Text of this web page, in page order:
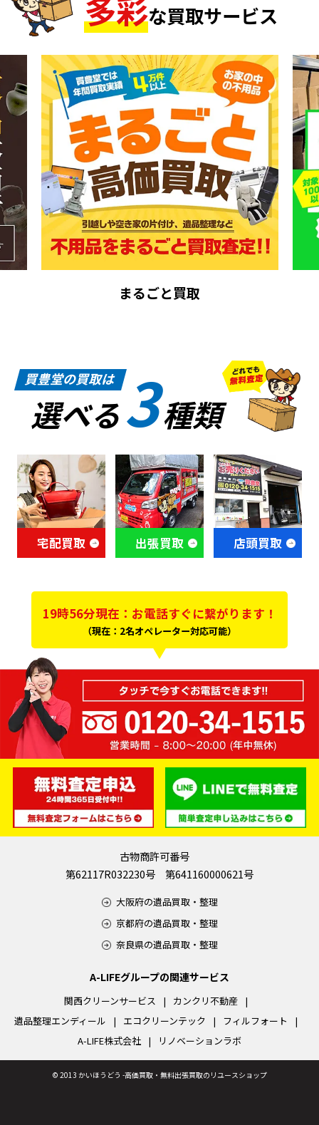
な買取サービス
まるごと買取
買豊堂の買取は
選べる3種類
宅配買取 出張買取 店頭買取
19時56分現在：お電話すぐに繋がります！
（現在：2名オペレーター対応可能）
古物商許可番号
第62117R032230号 第641160000621号
大阪府の遺品買取・整理
京都府の遺品買取・整理
奈良県の遺品買取・整理
A-LIFEグループの関連サービス
関西クリーンサービス
カンクリ不動産
遺品整理エンディール
エコクリーンテック
フィルフォート
A-LIFE株式会社
リノベーションラボ
© 2013 かいほうどう -高価買取・無料出張買取のリユースショップ